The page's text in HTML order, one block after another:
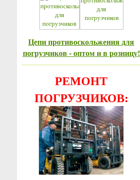
Цепи противоскольжения для
погрузчиков - оптом и в розницу!
РЕМОНТ
ПОГРУЗЧИКОВ: